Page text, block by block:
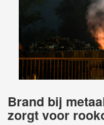
Brand bij
zorgt voor